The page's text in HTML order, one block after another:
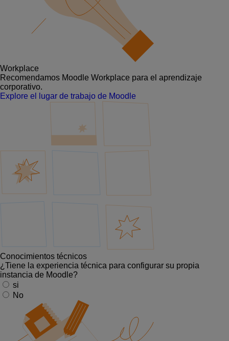
Workplace
Recomendamos Moodle Workplace para el aprendizaje
corporativo.
Explore el lugar de trabajo de Moodle
Conocimientos técnicos
¿Tiene la experiencia técnica para configurar su propia
instancia de Moodle?
si
No